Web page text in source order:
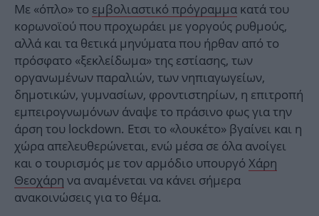
Με «όπλο» το εμβολιαστικό πρόγραμμα κατά του
κορωνοϊού που προχωράει με γοργούς ρυθμούς,
αλλά και τα θετικά μηνύματα που ήρθαν από το
πρόσφατο «ξεκλείδωμα» της εστίασης, των
οργανωμένων παραλιών, των νηπιαγωγείων,
δημοτικών, γυμνασίων, φροντιστηρίων, η επιτροπή
εμπειρογνωμόνων άναψε το πράσινο φως για την
άρση του lockdown. Ετσι το «λουκέτο» βγαίνει και η
χώρα απελευθερώνεται, ενώ μέσα σε όλα ανοίγει
και ο τουρισμός με τον αρμόδιο υπουργό Χάρη
Θεοχάρη να αναμένεται να κάνει σήμερα
ανακοινώσεις για το θέμα.